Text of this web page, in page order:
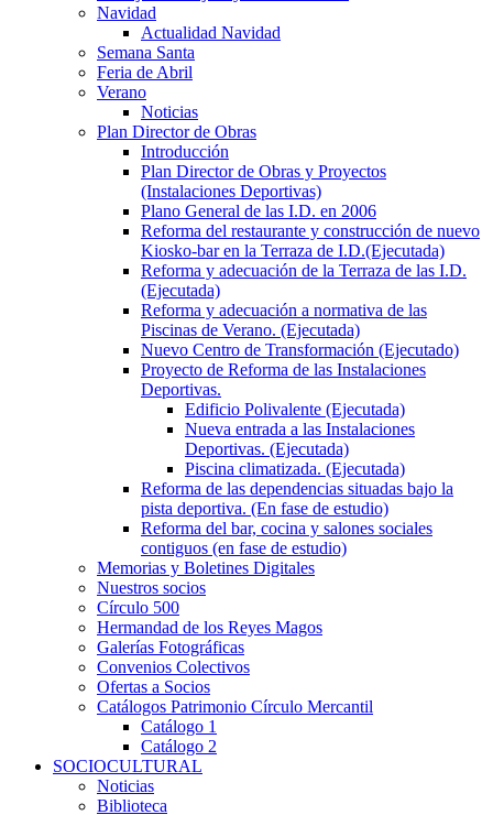
Navidad
Actualidad Navidad
Semana Santa
Feria de Abril
Verano
Noticias
Plan Director de Obras
Introducción
Plan Director de Obras y Proyectos
(Instalaciones Deportivas)
Plano General de las I.D. en 2006
Reforma del restaurante y construcción de nuevo
Kiosko-bar en la Terraza de I.D.(Ejecutada)
Reforma y adecuación de la Terraza de las I.D.
(Ejecutada)
Reforma y adecuación a normativa de las
Piscinas de Verano. (Ejecutada)
Nuevo Centro de Transformación (Ejecutado)
Proyecto de Reforma de las Instalaciones
Deportivas.
Edificio Polivalente (Ejecutada)
Nueva entrada a las Instalaciones
Deportivas. (Ejecutada)
Piscina climatizada. (Ejecutada)
Reforma de las dependencias situadas bajo la
pista deportiva. (En fase de estudio)
Reforma del bar, cocina y salones sociales
contiguos (en fase de estudio)
Memorias y Boletines Digitales
Nuestros socios
Círculo 500
Hermandad de los Reyes Magos
Galerías Fotográficas
Convenios Colectivos
Ofertas a Socios
Catálogos Patrimonio Círculo Mercantil
Catálogo 1
Catálogo 2
SOCIOCULTURAL
Noticias
Biblioteca